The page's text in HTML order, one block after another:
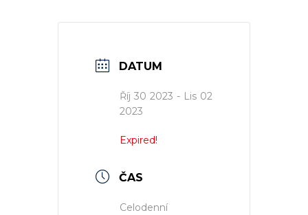
DATUM
Říj 30 2023 - Lis 02
2023
Expired!
ČAS
Celodenní